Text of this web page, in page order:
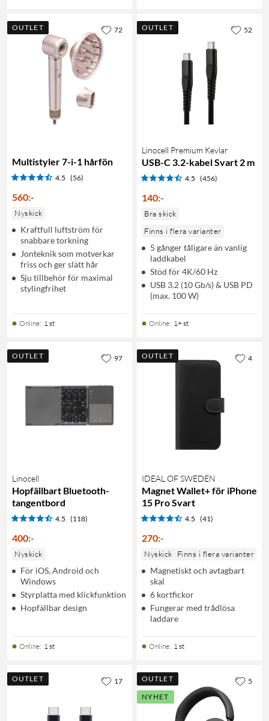
OUTLET
Multistyler 7-i-1 hårfön
4.5 (56)
560:-
Nyskick
Kraftfull luftström för
snabbare torkning
Jonteknik som motverkar
friss och ger slätt hår
Sju tillbehör för maximal
stylingfrihet
Online: 1 st
72 OUTLET
Linocell Premium Kevlar
USB-C 3.2-kabel Svart 2 m
4.5 (456)
140:-
Bra skick
Finns i flera varianter
5 gånger tåligare än vanlig
laddkabel
Stöd för 4K/60 Hz
USB 3.2 (10 Gb/s) & USB PD
(max. 100 W)
Online: 1+ st
52
OUTLET
Linocell
Hopfällbart Bluetooth-
tangentbord
4.5 (118)
400:-
Nyskick
För iOS, Android och
Windows
Styrplatta med klickfunktion
Hopfällbar design
Online: 1 st
97 OUTLET
IDEAL OF SWEDEN
Magnet Wallet+ för iPhone
15 Pro Svart
4.5 (41)
270:-
Nyskick Finns i flera varianter
Magnetiskt och avtagbart
skal
6 kortfickor
Fungerar med trådlösa
laddare
Online: 1 st
4
OUTLET 17
OUTLET
NYHET
5